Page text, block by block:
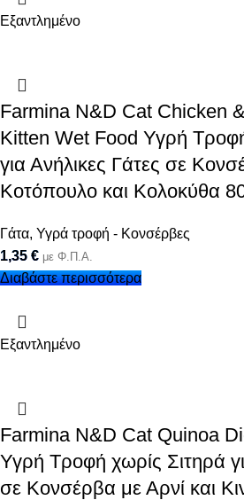
Εξαντλημένο
Farmina N&D Cat Chicken
Kitten Wet Food Υγρή
για Ανήλικες Γάτες σε
Κοτόπουλο και Κολοκύθα
Γάτα, Υγρά τροφή - Κονσέρβες
1,35 € με Φ.Π.Α.
Διαβάστε περισσότερα
Εξαντλημένο
Farmina N&D Cat Quinoa
Υγρή Τροφή χωρίς Σιτηρά
σε Κονσέρβα με Αρνί και